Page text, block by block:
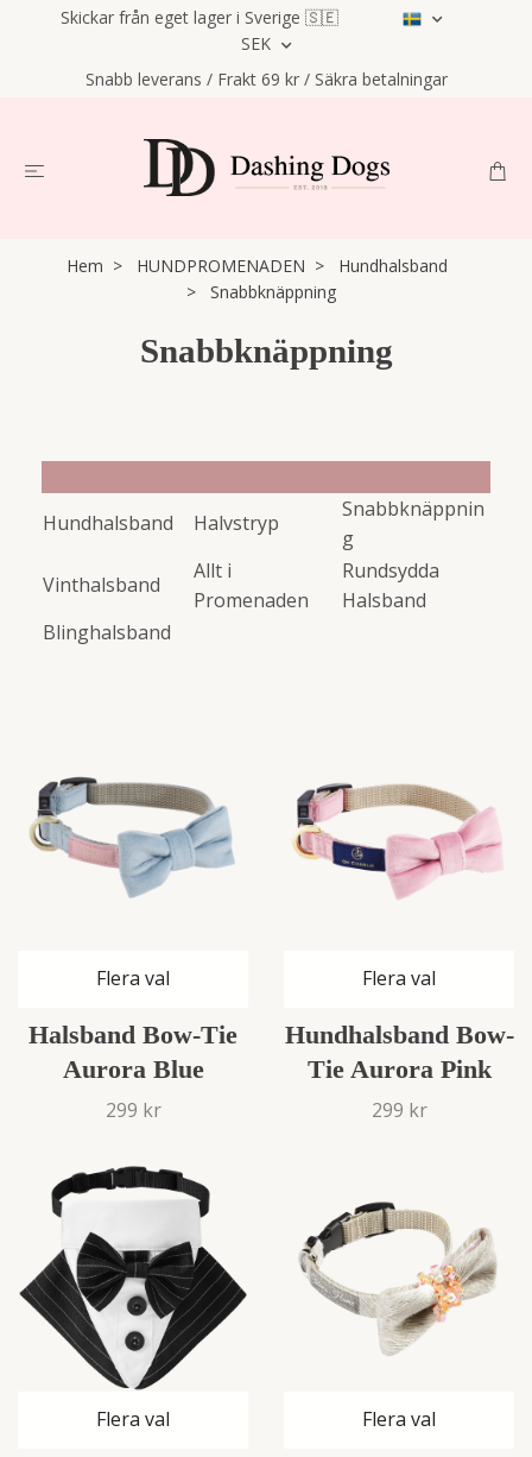
Skickar från eget lager i Sverige 🇸🇪
SEK
Snabb leverans / Frakt 69 kr / Säkra betalningar
Hem HUNDPROMENADEN
Hundhalsband
Snabbknäppning
Snabbknäppning
Hundhalsband Halvstryp
Snabbknäppnin
g
Vinthalsband
Allt i
Promenaden
Rundsydda
Halsband
Blinghalsband
Flera val
Halsband Bow-Tie
Aurora Blue
299 kr
Flera val
Hundhalsband Bow-
Tie Aurora Pink
299 kr
Flera val Flera val